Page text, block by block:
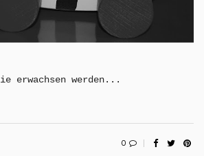
erwachsen werden...
0